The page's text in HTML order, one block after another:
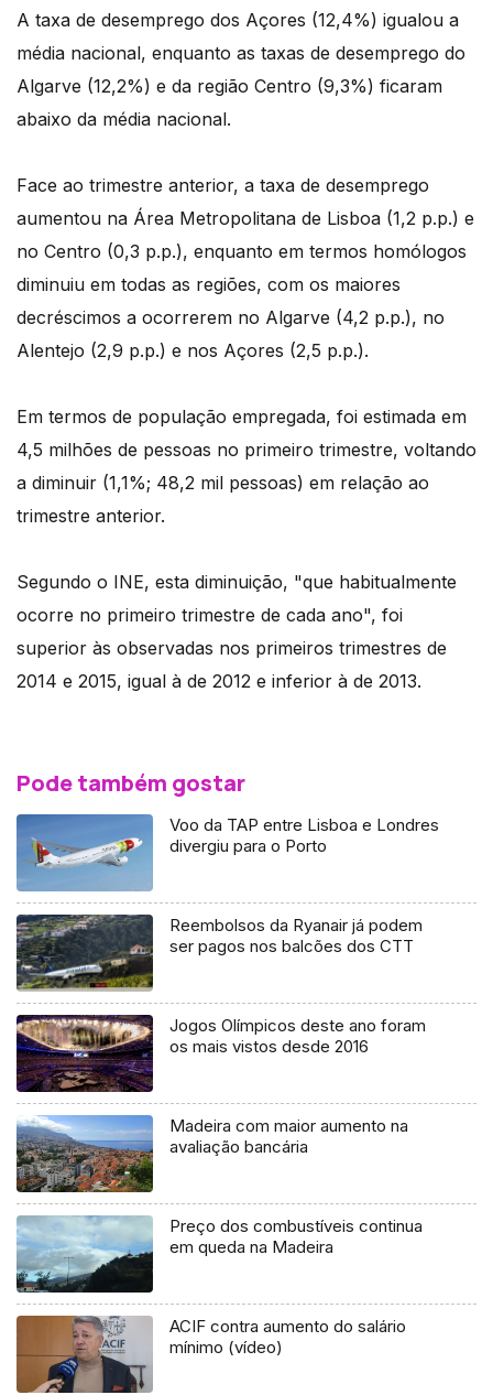
A taxa de desemprego dos Açores (12,4%) igualou a
média nacional, enquanto as taxas de desemprego do
Algarve (12,2%) e da região Centro (9,3%) ficaram
abaixo da média nacional.
Face ao trimestre anterior, a taxa de desemprego
aumentou na Área Metropolitana de Lisboa (1,2 p.p.) e
no Centro (0,3 p.p.), enquanto em termos homólogos
diminuiu em todas as regiões, com os maiores
decréscimos a ocorrerem no Algarve (4,2 p.p.), no
Alentejo (2,9 p.p.) e nos Açores (2,5 p.p.).
Em termos de população empregada, foi estimada em
4,5 milhões de pessoas no primeiro trimestre, voltando
a diminuir (1,1%; 48,2 mil pessoas) em relação ao
trimestre anterior.
Segundo o INE, esta diminuição, "que habitualmente
ocorre no primeiro trimestre de cada ano", foi
superior às observadas nos primeiros trimestres de
2014 e 2015, igual à de 2012 e inferior à de 2013.
Pode também gostar
Voo da TAP entre Lisboa e Londres
divergiu para o Porto
Reembolsos da Ryanair já podem
ser pagos nos balcões dos CTT
Jogos Olímpicos deste ano foram
os mais vistos desde 2016
Madeira com maior aumento na
avaliação bancária
Preço dos combustíveis continua
em queda na Madeira
ACIF contra aumento do salário
mínimo (vídeo)